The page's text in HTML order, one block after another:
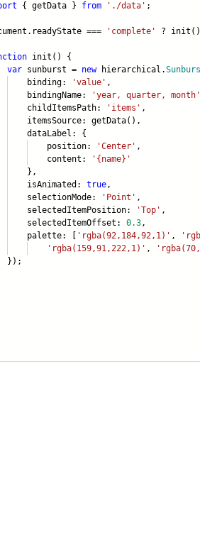
{ getData } from './data' ;
===
'complete'
? init()
init() {
var sunburst = newhierarchical.
'value' ,
'year, quarter, month'
'items' ,
getData(),
{
'Center' ,
'{name}'
true,
'Point' ,
'Top' ,
0.3,
[
'rgba(92,184,92,1)' ,
'rgba(159,91,222,1)' ,